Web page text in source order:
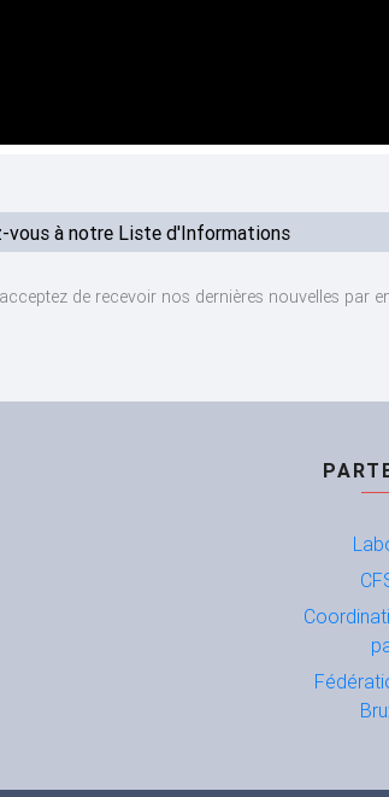
de recevoir nos dernières nouvelles par